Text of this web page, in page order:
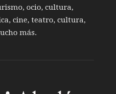
ocio, cultura,
cine, teatro, cultura,
más.